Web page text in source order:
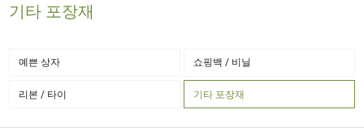
기타 포장재
예쁜 상자 쇼핑백 / 비닐
리본 / 타이 기타 포장재